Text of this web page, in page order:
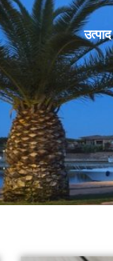
उत्पाद